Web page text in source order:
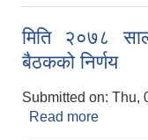
मिति २०७८
बैठकको निर्णय
Submitted on: Thu,
Read more